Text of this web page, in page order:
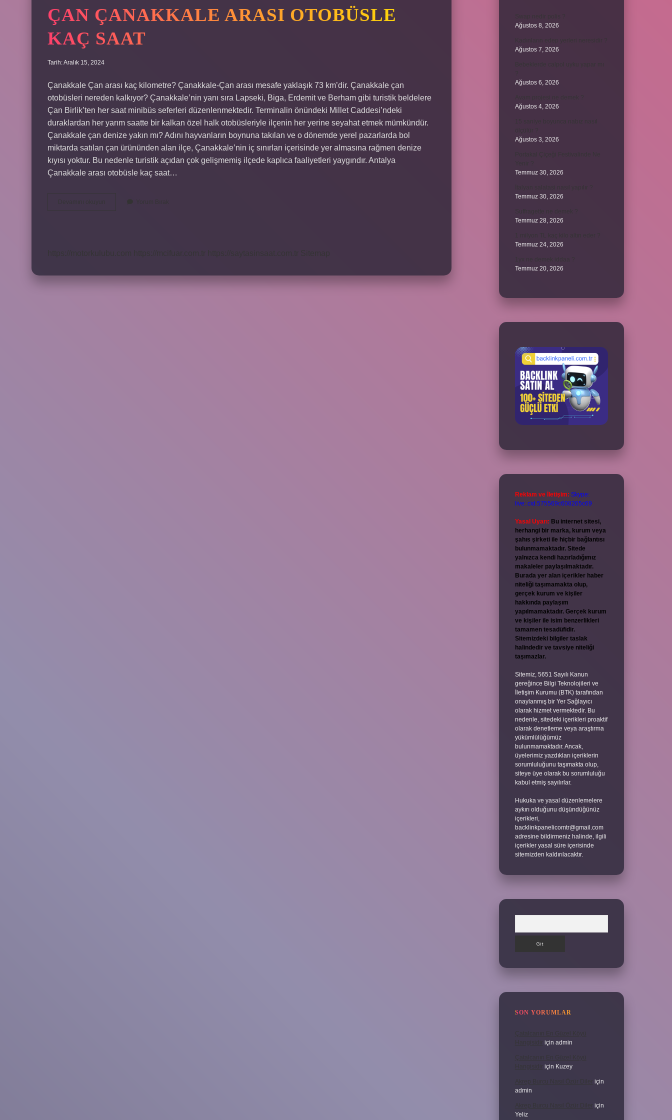
ÇAN ÇANAKKALE ARASI OTOBÜSLE
KAÇ SAAT
Tarih: Aralık 15, 2024
Çanakkale Çan arası kaç kilometre? Çanakkale-Çan arası mesafe yaklaşık 73 km’dir. Çanakkale çan
otobüsleri nereden kalkıyor? Çanakkale’nin yanı sıra Lapseki, Biga, Erdemit ve Berham gibi turistik beldelere
Çan Birlik’ten her saat minibüs seferleri düzenlenmektedir. Terminalin önündeki Millet Caddesi’ndeki
duraklardan her yarım saatte bir kalkan özel halk otobüsleriyle ilçenin her yerine seyahat etmek mümkündür.
Çanakkale çan denize yakın mı? Adını hayvanların boynuna takılan ve o dönemde yerel pazarlarda bol
miktarda satılan çan ürününden alan ilçe, Çanakkale’nin iç sınırları içerisinde yer almasına rağmen denize
kıyısı yoktur. Bu nedenle turistik açıdan çok gelişmemiş ilçede kaplıca faaliyetleri yaygındır. Antalya
Çanakkale arası otobüsle kaç saat…
Ağustos 8, 2026
Ağustos 7, 2026
Ağustos 6, 2026
Ağustos 4, 2026
Ağustos 3, 2026
Temmuz 30, 2026
Temmuz 30, 2026
Temmuz 28, 2026
Temmuz 24, 2026
Temmuz 20, 2026
Reklam ve İletişim: Skype:
live:.cid.575569c608265c69
Yasal Uyarı: Bu internet sitesi,
herhangi bir marka, kurum veya
şahıs şirketi ile hiçbir bağlantısı
bulunmamaktadır. Sitede
yalnızca kendi hazırladığımız
makaleler paylaşılmaktadır.
Burada yer alan içerikler haber
niteliği taşımamakta olup,
gerçek kurum ve kişiler
hakkında paylaşım
yapılmamaktadır. Gerçek kurum
ve kişiler ile isim benzerlikleri
tamamen tesadüfidir.
Sitemizdeki bilgiler taslak
halindedir ve tavsiye niteliği
taşımazlar.
Sitemiz, 5651 Sayılı Kanun
gereğince Bilgi Teknolojileri ve
İletişim Kurumu (BTK) tarafından
onaylanmış bir Yer Sağlayıcı
olarak hizmet vermektedir. Bu
nedenle, sitedeki içerikleri proaktif
olarak denetleme veya araştırma
yükümlülüğümüz
bulunmamaktadır. Ancak,
üyelerimiz yazdıkları içeriklerin
sorumluluğunu taşımakta olup,
siteye üye olarak bu sorumluluğu
kabul etmiş sayılırlar.
Hukuka ve yasal düzenlemelere
aykırı olduğunu düşündüğünüz
içerikleri,
backlinkpanelicomtr@gmail.com
adresine bildirmeniz halinde, ilgili
içerikler yasal süre içerisinde
sitemizden kaldırılacaktır.
SON YORUMLAR
Çatalcanın En Güzel Köyü
Hangisidir için admin
Çatalcanın En Güzel Köyü
Hangisidir için Kuzey
Akrep Burcu Nasıl Özür Diler için
admin
Akrep Burcu Nasıl Özür Diler için
Yeliz